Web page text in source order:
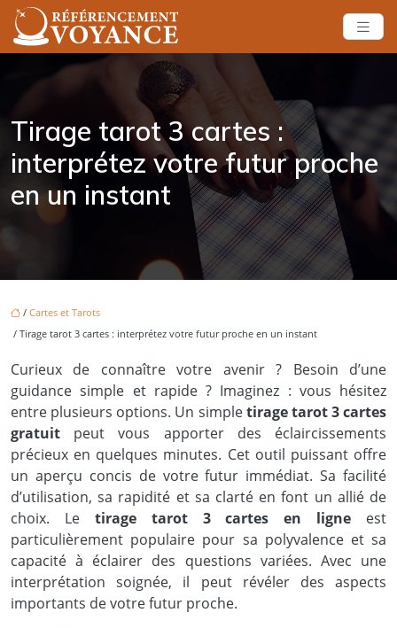
Tirage tarot 3 cartes :
interprétez votre futur proche
en un instant
/ Cartes et Tarots
/ Tirage tarot 3 cartes : interprétez votre futur proche en un instant
Curieux de connaître votre avenir ? Besoin d’une
guidance simple et rapide ? Imaginez : vous hésitez
entre plusieurs options. Un simpletirage tarot 3 cartes
gratuit peut vous apporter des éclaircissements
précieux en quelques minutes. Cet outil puissant offre
un aperçu concis de votre futur immédiat. Sa facilité
d’utilisation, sa rapidité et sa clarté en font un allié de
choix. Le tirage tarot 3 cartes en ligne est
particulièrement populaire pour sa polyvalence et sa
capacité à éclairer des questions variées. Avec une
interprétation soignée, il peut révéler des aspects
importants de votre futur proche.